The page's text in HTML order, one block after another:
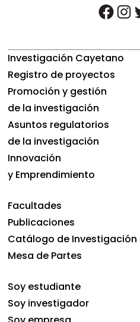
facebook instagram twitter
Investigación Cayetano
Registro de proyectos
Promoción y gestión
de la investigación
Asuntos regulatorios
de la investigación
Innovación
y Emprendimiento
Facultades
Publicaciones
Catálogo de Investigación
Mesa de Partes
Soy estudiante
Soy investigador